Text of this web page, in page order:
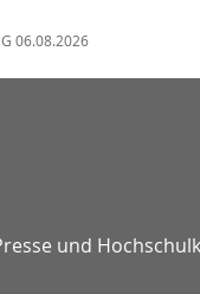
06.08.2026
und